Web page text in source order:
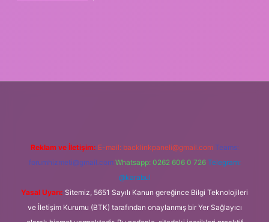
Reklam ve İletişim: E-mail: backlinkpaneli@gmail.com Teams:
forumhizmeti@gmail.com Whatsapp: 0262 606 0 726 Telegram:
@karabul
Yasal Uyarı: Sitemiz, 5651 Sayılı Kanun gereğince Bilgi Teknolojileri
ve İletişim Kurumu (BTK) tarafından onaylanmış bir Yer Sağlayıcı